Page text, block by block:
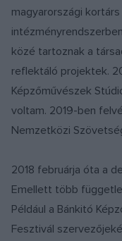
magyarországi
közé tartoznak a
reflektáló projektek.
Képzőművészek
voltam. 2019-ben
Nemzetközi
2018 februárja óta a
Emellett több
Például a Bánkitó
Fesztivál